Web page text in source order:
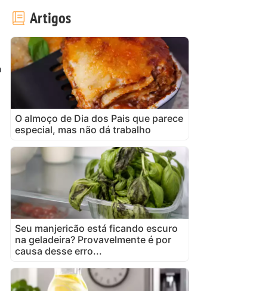
Artigos
O almoço de Dia dos Pais que parece
especial, mas não dá trabalho
Seu manjericão está ficando escuro
na geladeira? Provavelmente é por
causa desse erro...